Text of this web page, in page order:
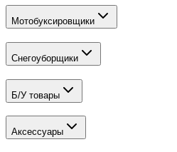
Мотобуксировщики
Снегоуборщики
Б/У товары
Аксессуары